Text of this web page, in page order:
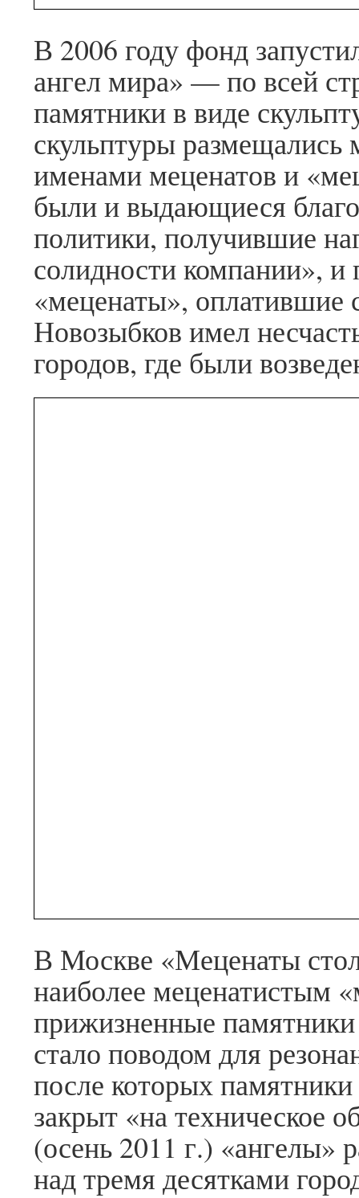
В 2006 году фонд
ангел мира» — по всей
памятники в виде
скульптуры
именами меценатов и
были и выдающиеся
политики, получившие
солидности компании»,
«меценаты», оплатившие
Новозыбков имел
городов, где были
В Москве «Меценаты
наиболее меценатистым
прижизненные
стало поводом для
после которых
закрыт «на техническое
(осень 2011 г.) «ангелы»
над тремя десятками